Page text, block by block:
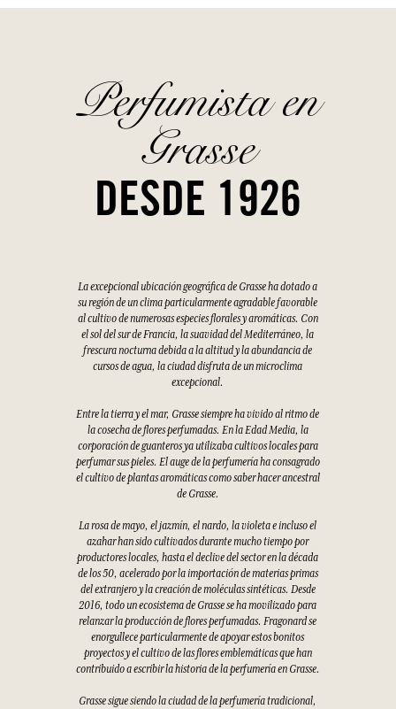
Perfumista en
Grasse
DESDE 1926
La excepcional ubicación geográfica de Grasse ha dotado a
su región de un clima particularmente agradable favorable
al cultivo de numerosas especies florales y aromáticas. Con
el sol del sur de Francia, la suavidad del Mediterráneo, la
frescura nocturna debida a la altitud y la abundancia de
cursos de agua, la ciudad disfruta de un microclima
excepcional.
Entre la tierra y el mar, Grasse siempre ha vivido al ritmo de
la cosecha de flores perfumadas. En la Edad Media, la
corporación de guanteros ya utilizaba cultivos locales para
perfumar sus pieles. El auge de la perfumería ha consagrado
el cultivo de plantas aromáticas como saber hacer ancestral
de Grasse.
La rosa de mayo, el jazmín, el nardo, la violeta e incluso el
azahar han sido cultivados durante mucho tiempo por
productores locales, hasta el declive del sector en la década
de los 50, acelerado por la importación de materias primas
del extranjero y la creación de moléculas sintéticas. Desde
2016, todo un ecosistema de Grasse se ha movilizado para
relanzar la producción de flores perfumadas. Fragonard se
enorgullece particularmente de apoyar estos bonitos
proyectos y el cultivo de las flores emblemáticas que han
contribuido a escribir la historia de la perfumería en Grasse.
Grasse sigue siendo la ciudad de la perfumería tradicional,